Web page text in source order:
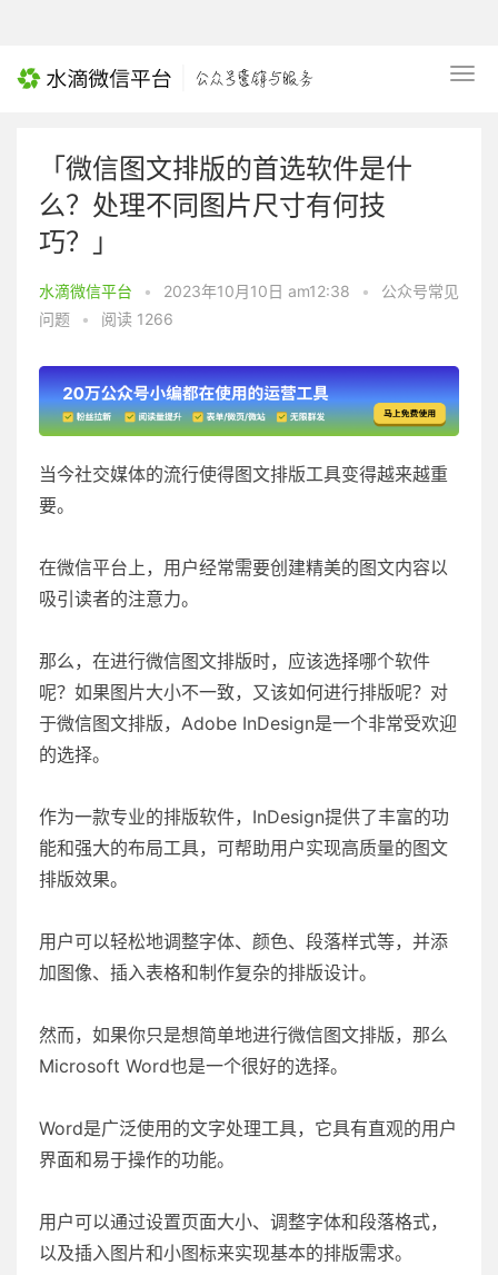
「微信图文排版的首选软件是什
么？处理不同图片尺寸有何技
巧？」
水滴微信平台 • 2023年10月10日 am12:38 •
公众号常见
问题
• 阅读 1266
当今社交媒体的流行使得图文排版工具变得越来越重
要。
在微信平台上，用户经常需要创建精美的图文内容以
吸引读者的注意力。
那么，在进行微信图文排版时，应该选择哪个软件
呢？如果图片大小不一致，又该如何进行排版呢？对
于微信图文排版，Adobe InDesign是一个非常受欢迎
的选择。
作为一款专业的排版软件，InDesign提供了丰富的功
能和强大的布局工具，可帮助用户实现高质量的图文
排版效果。
用户可以轻松地调整字体、颜色、段落样式等，并添
加图像、插入表格和制作复杂的排版设计。
然而，如果你只是想简单地进行微信图文排版，那么
Microsoft Word也是一个很好的选择。
Word是广泛使用的文字处理工具，它具有直观的用户
界面和易于操作的功能。
用户可以通过设置页面大小、调整字体和段落格式，
以及插入图片和小图标来实现基本的排版需求。